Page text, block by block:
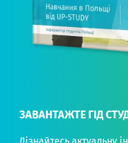
ЗАВАНТАЖТЕ ГІД